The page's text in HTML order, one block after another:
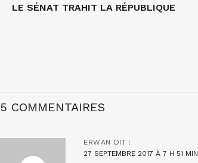
LE SÉNAT TRAHIT LA RÉPUBLIQUE
5 COMMENTAIRES
ERWAN DIT :
27 SEPTEMBRE 2017 À 7 H 51 MIN